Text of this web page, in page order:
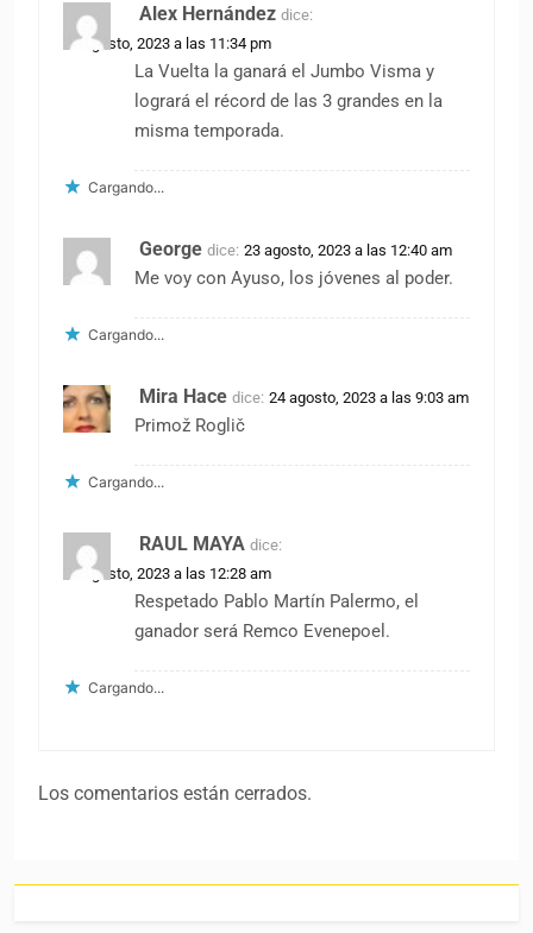
Alex Hernández dice:
22 agosto, 2023 a las 11:34 pm
La Vuelta la ganará el Jumbo Visma y
logrará el récord de las 3 grandes en la
misma temporada.
Cargando...
George dice: 23 agosto, 2023 a las 12:40 am
Me voy con Ayuso, los jóvenes al poder.
Cargando...
Mira Hace dice: 24 agosto, 2023 a las 9:03 am
Primož Roglič
Cargando...
RAUL MAYA dice:
27 agosto, 2023 a las 12:28 am
Respetado Pablo Martín Palermo, el
ganador será Remco Evenepoel.
Cargando...
Los comentarios están cerrados.